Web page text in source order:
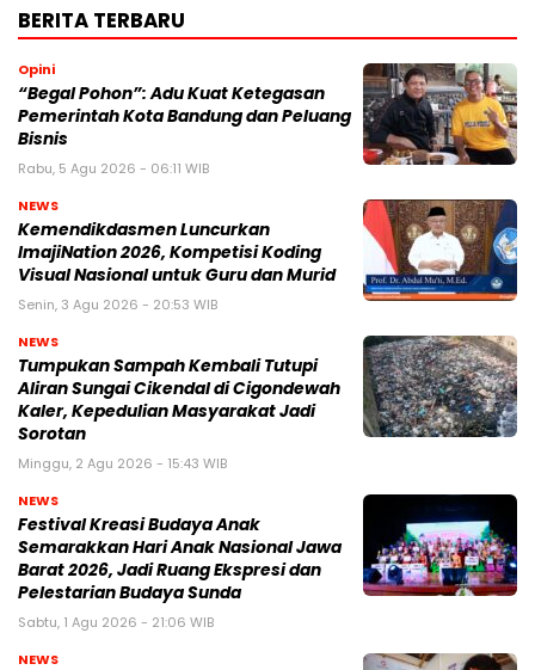
BERITA TERBARU
Opini
“Begal Pohon”: Adu Kuat Ketegasan
Pemerintah Kota Bandung dan Peluang
Bisnis
Rabu, 5 Agu 2026 - 06:11 WIB
NEWS
Kemendikdasmen Luncurkan
ImajiNation 2026, Kompetisi Koding
Visual Nasional untuk Guru dan Murid
Senin, 3 Agu 2026 - 20:53 WIB
NEWS
Tumpukan Sampah Kembali Tutupi
Aliran Sungai Cikendal di Cigondewah
Kaler, Kepedulian Masyarakat Jadi
Sorotan
Minggu, 2 Agu 2026 - 15:43 WIB
NEWS
Festival Kreasi Budaya Anak
Semarakkan Hari Anak Nasional Jawa
Barat 2026, Jadi Ruang Ekspresi dan
Pelestarian Budaya Sunda
Sabtu, 1 Agu 2026 - 21:06 WIB
NEWS